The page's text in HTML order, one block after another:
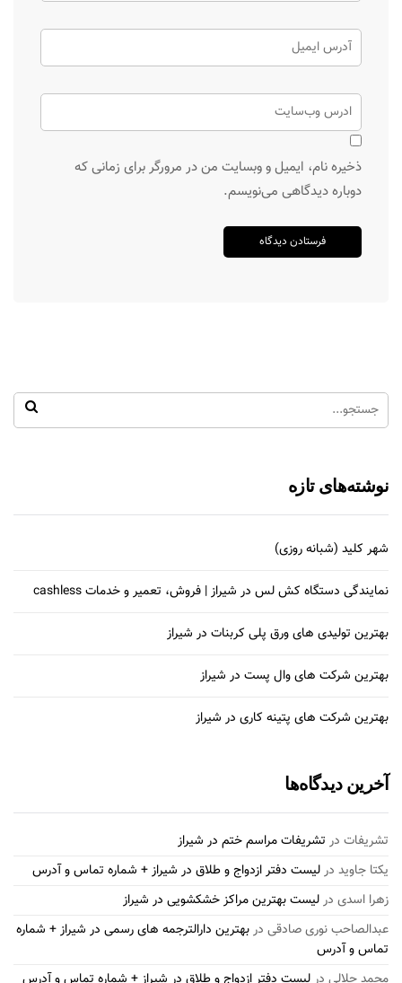
ذخیره نام، ایمیل و وبسایت من در مرورگر برای زمانی که
دوباره دیدگاهی می‌نویسم.
نوشته‌های تازه
شهر کلید (شبانه روزی)
نمایندگی دستگاه کش لس در شیراز | فروش، تعمیر و خدمات cashless
بهترین تولیدی های ورق پلی کربنات در شیراز
بهترین شرکت های وال پست در شیراز
بهترین شرکت های پتینه کاری در شیراز
آخرین دیدگاه‌ها
تشریفات در تشریفات مراسم ختم در شیراز
یکتا جاوید درلیست دفتر ازدواج و طلاق در شیراز + شماره تماس و آدرس
زهرا اسدی درلیست بهترین مراکز خشکشویی در شیراز
عبدالصاحب نوری صادقی دربهترین دارالترجمه های رسمی در شیراز + شماره
تماس و آدرس